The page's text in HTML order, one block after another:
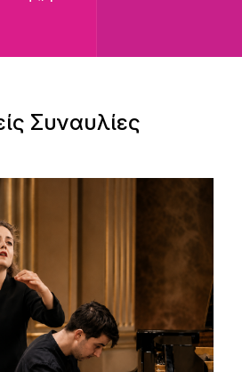
Συναυλίες